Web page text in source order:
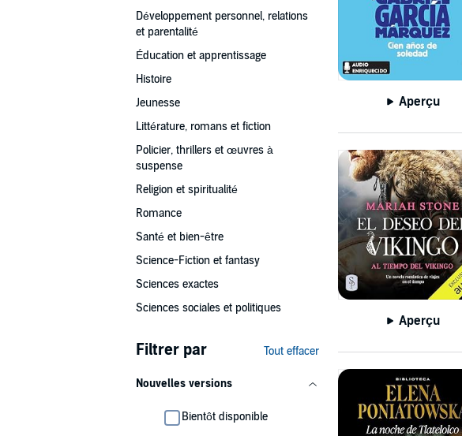
Développement personnel, relations
et parentalité
Éducation et apprentissage
Histoire
Jeunesse
Littérature, romans et fiction
Policier, thrillers et œuvres à
suspense
Religion et spiritualité
Romance
Santé et bien-être
Science-Fiction et fantasy
Sciences exactes
Sciences sociales et politiques
Filtrer par Tout effacer
Nouvelles versions
Bientôt disponible
Aperçu
Aperçu